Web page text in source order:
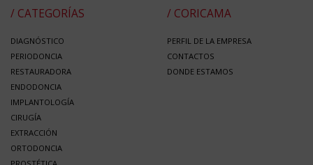
/ CATEGORÍAS
DIAGNÓSTICO
PERIODONCIA
RESTAURADORA
ENDODONCIA
IMPLANTOLOGÍA
CIRUGÍA
EXTRACCIÓN
ORTODONCIA
/ CORICAMA
PERFIL DE LA EMPRESA
CONTACTOS
DONDE ESTAMOS